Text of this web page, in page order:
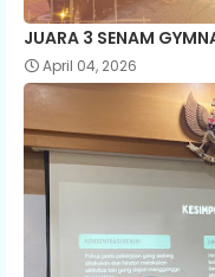
JUARA 3 SENAM
April 04, 2026